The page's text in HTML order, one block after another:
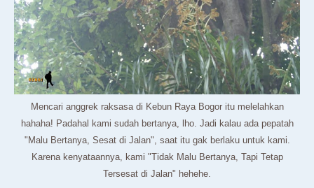
Mencari anggrek raksasa di Kebun Raya Bogor itu melelahkan
hahaha! Padahal kami sudah bertanya, lho. Jadi kalau ada pepatah
"Malu Bertanya, Sesat di Jalan", saat itu gak berlaku untuk kami.
Karena kenyataannya, kami "Tidak Malu Bertanya, Tapi Tetap
Tersesat di Jalan" hehehe.